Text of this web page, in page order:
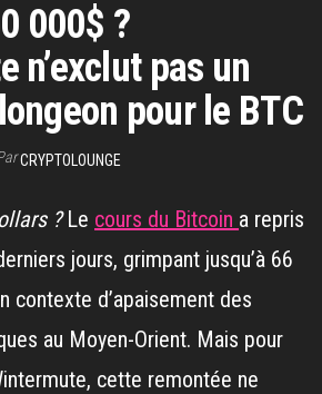
000$ ?
n’exclut pas un
pour le BTC
CRYPTOLOUNGE
?Le cours du Bitcoin a repris
jours, grimpant jusqu’à 66
contexte d’apaisement des
au Moyen-Orient. Mais pour
cette remontée ne